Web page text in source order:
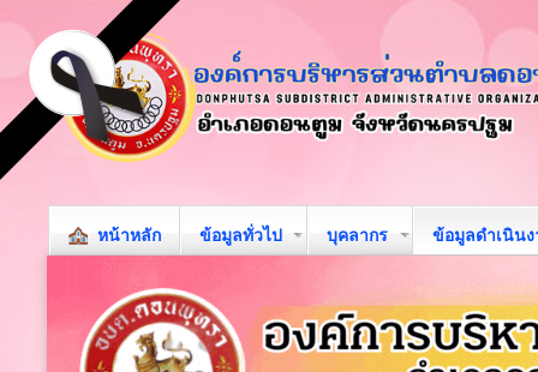
หน้าหลัก ข้อมูลทั่วไป บุคลากร ข้อมูลดำเนิน